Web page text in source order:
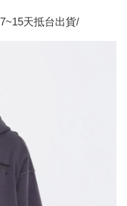
天抵台出貨/